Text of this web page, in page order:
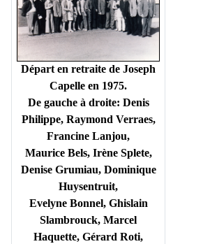
Départ en retraite de Joseph
Capelle en 1975.
De gauche à droite: Denis
Philippe, Raymond Verraes,
Francine Lanjou,
Maurice Bels, Irène Splete,
Denise Grumiau, Dominique
Huysentruit,
Evelyne Bonnel, Ghislain
Slambrouck, Marcel
Haquette, Gérard Roti,